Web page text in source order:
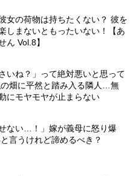
女の荷物は持ちたくない？ 彼を
しまないともったいない！【あ
ん Vol.8】
いね？」って絶対悪いと思って
畑に平然と踏み入る隣人…無
にモヤモヤが止まらない
ない…！」嫁が義母に怒り爆
言うけれど諦めるべき？